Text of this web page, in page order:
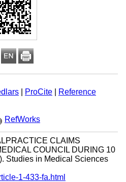
|ProCite |Reference
RefWorks
CLAIMS
COUNCIL DURING 10
Studies in Medical Sciences
1-433-fa.html